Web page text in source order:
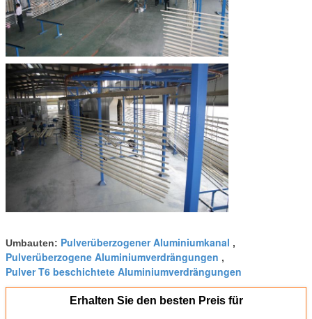
Umbauten: Pulverüberzogener Aluminiumkanal ,
Pulverüberzogene Aluminiumverdrängungen ,
Pulver T6 beschichtete Aluminiumverdrängungen
Erhalten Sie den besten Preis für